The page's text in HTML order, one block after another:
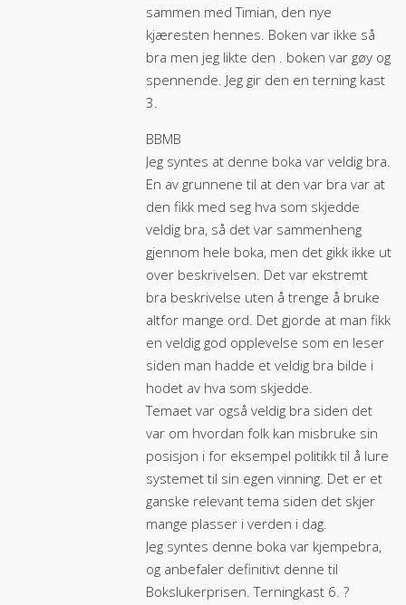
sammen med Timian, den nye
kjæresten hennes. Boken var ikke så
bra men jeg likte den . boken var gøy og
spennende. Jeg gir den en terning kast
3.
BBMB
Jeg syntes at denne boka var veldig bra.
En av grunnene til at den var bra var at
den fikk med seg hva som skjedde
veldig bra, så det var sammenheng
gjennom hele boka, men det gikk ikke ut
over beskrivelsen. Det var ekstremt
bra beskrivelse uten å trenge å bruke
altfor mange ord. Det gjorde at man fikk
en veldig god opplevelse som en leser
siden man hadde et veldig bra bilde i
hodet av hva som skjedde.
Temaet var også veldig bra siden det
var om hvordan folk kan misbruke sin
posisjon i for eksempel politikk til å lure
systemet til sin egen vinning. Det er et
ganske relevant tema siden det skjer
mange plasser i verden i dag.
Jeg syntes denne boka var kjempebra,
og anbefaler definitivt denne til
Bokslukerprisen. Terningkast 6. ?